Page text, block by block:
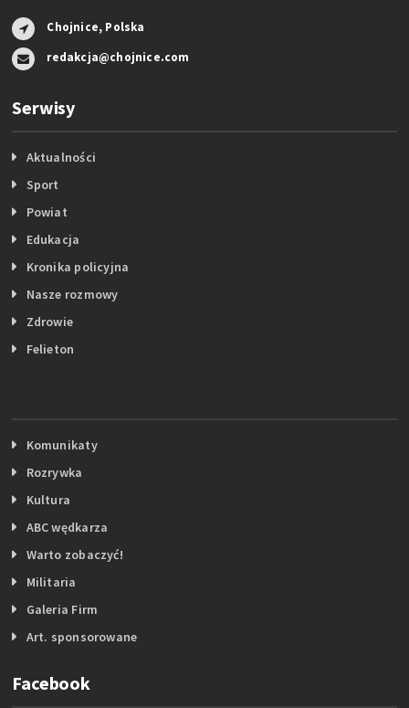
Chojnice, Polska
redakcja@chojnice.com
Serwisy
Aktualności
Sport
Powiat
Edukacja
Kronika policyjna
Nasze rozmowy
Zdrowie
Felieton
Komunikaty
Rozrywka
Kultura
ABC wędkarza
Warto zobaczyć!
Militaria
Galeria Firm
Art. sponsorowane
Facebook